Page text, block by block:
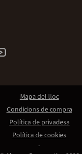
Mapa del lloc
Condicions de compra
Política de privadesa
Política de cookies